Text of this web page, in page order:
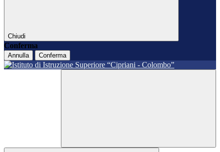
Chiudi
Conferma
Annulla Conferma